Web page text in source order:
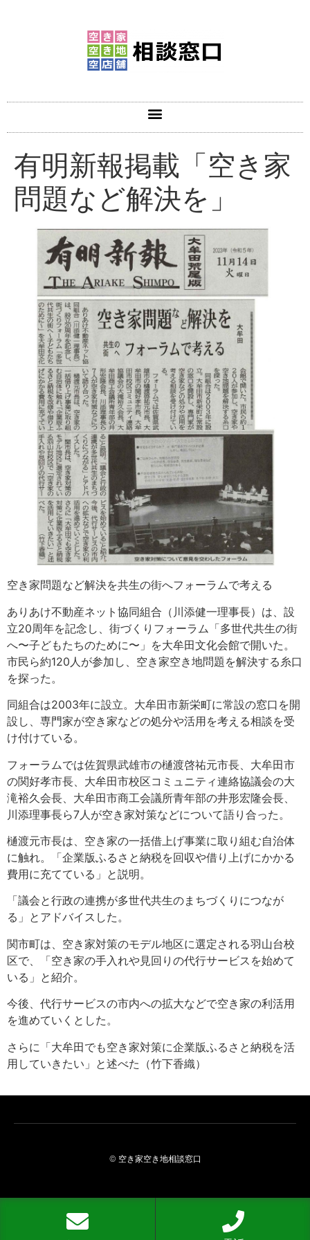
有明新報掲載「空き家
問題など解決を」
空き家問題など解決を共生の街へフォーラムで考える
ありあけ不動産ネット協同組合（川添健一理事長）は、設
立20周年を記念し、街づくりフォーラム「多世代共生の街
へ〜子どもたちのために〜」を大牟田文化会館で開いた。
市民ら約120人が参加し、空き家空き地問題を解決する糸口
を探った。
同組合は2003年に設立。大牟田市新栄町に常設の窓口を開
設し、専門家が空き家などの処分や活用を考える相談を受
け付けている。
フォーラムでは佐賀県武雄市の樋渡啓祐元市長、大牟田市
の関好孝市長、大牟田市校区コミュニティ連絡協議会の大
滝裕久会長、大牟田市商工会議所青年部の井形宏隆会長、
川添理事長ら7人が空き家対策などについて語り合った。
樋渡元市長は、空き家の一括借上げ事業に取り組む自治体
に触れ。「企業版ふるさと納税を回収や借り上げにかかる
費用に充てている」と説明。
「議会と行政の連携が多世代共生のまちづくりにつなが
る」とアドバイスした。
関市町は、空き家対策のモデル地区に選定される羽山台校
区で、「空き家の手入れや見回りの代行サービスを始めて
いる」と紹介。
今後、代行サービスの市内への拡大などで空き家の利活用
を進めていくとした。
さらに「大牟田でも空き家対策に企業版ふるさと納税を活
用していきたい」と述べた（竹下香織）
© 空き家空き地相談窓口